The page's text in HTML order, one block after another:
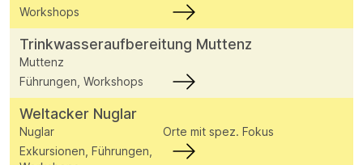
Workshops
Trinkwasseraufbereitung Muttenz
Muttenz
Führungen, Workshops
Weltacker Nuglar
Nuglar
Orte mit spez. Fokus
Exkursionen, Führungen,